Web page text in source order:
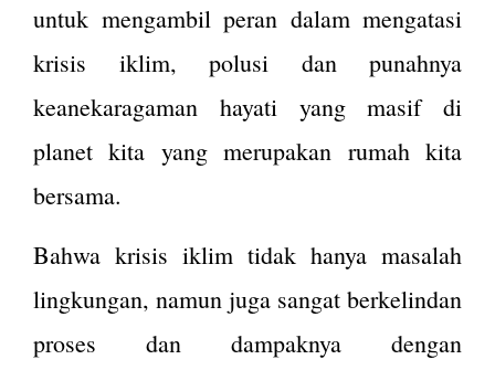
untuk mengambil peran dalam mengatasi
krisis iklim, polusi dan punahnya
keanekaragaman hayati yang masif di
planet kita yang merupakan rumah kita
bersama.
Bahwa krisis iklim tidak hanya masalah
lingkungan, namun juga sangat berkelindan
proses dan dampaknya dengan